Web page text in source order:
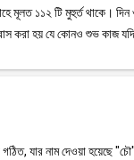
মূলত ১১২ টি মুহুর্ত থাকে।
করা হয় যে কোনও শুভ কাজ
গঠিত, যার নাম দেওয়া হয়েছে